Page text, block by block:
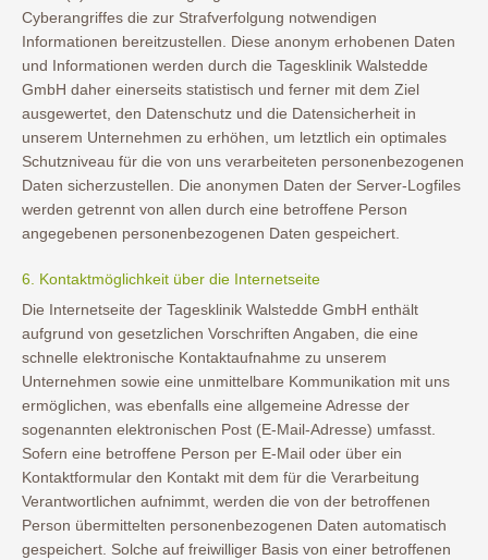
Cyberangriffes die zur Strafverfolgung notwendigen
Informationen bereitzustellen. Diese anonym erhobenen Daten
und Informationen werden durch die Tagesklinik Walstedde
GmbH daher einerseits statistisch und ferner mit dem Ziel
ausgewertet, den Datenschutz und die Datensicherheit in
unserem Unternehmen zu erhöhen, um letztlich ein optimales
Schutzniveau für die von uns verarbeiteten personenbezogenen
Daten sicherzustellen. Die anonymen Daten der Server-Logfiles
werden getrennt von allen durch eine betroffene Person
angegebenen personenbezogenen Daten gespeichert.
6. Kontaktmöglichkeit über die Internetseite
Die Internetseite der Tagesklinik Walstedde GmbH enthält
aufgrund von gesetzlichen Vorschriften Angaben, die eine
schnelle elektronische Kontaktaufnahme zu unserem
Unternehmen sowie eine unmittelbare Kommunikation mit uns
ermöglichen, was ebenfalls eine allgemeine Adresse der
sogenannten elektronischen Post (E-Mail-Adresse) umfasst.
Sofern eine betroffene Person per E-Mail oder über ein
Kontaktformular den Kontakt mit dem für die Verarbeitung
Verantwortlichen aufnimmt, werden die von der betroffenen
Person übermittelten personenbezogenen Daten automatisch
gespeichert. Solche auf freiwilliger Basis von einer betroffenen